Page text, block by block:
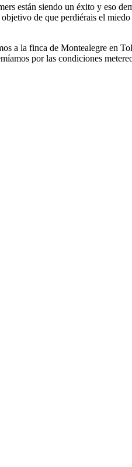
están siendo un éxito y eso
de que perdiérais el
a la finca de Montealegre en
por las condiciones